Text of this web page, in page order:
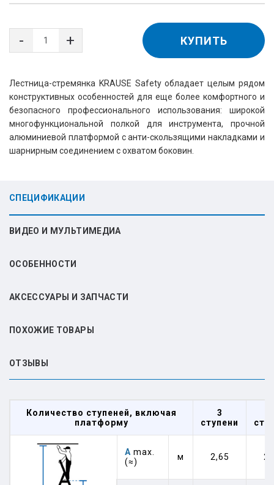
Лестница-стремянка KRAUSE Safety обладает целым рядом
конструктивных особенностей для еще более комфортного и
безопасного профессионального использования: широкой
многофункциональной полкой для инструмента, прочной
алюминиевой платформой с анти-скользящими накладками и
шарнирным соединением с охватом боковин.
КУПИТЬ
СПЕЦИФИКАЦИИ
ВИДЕО И МУЛЬТИМЕДИА
ОСОБЕННОСТИ
АКСЕССУАРЫ И ЗАПЧАСТИ
ПОХОЖИЕ ТОВАРЫ
ОТЗЫВЫ
Количество ступеней, включая
платформу
3
ступени
А max.
(≈)
м 2,65